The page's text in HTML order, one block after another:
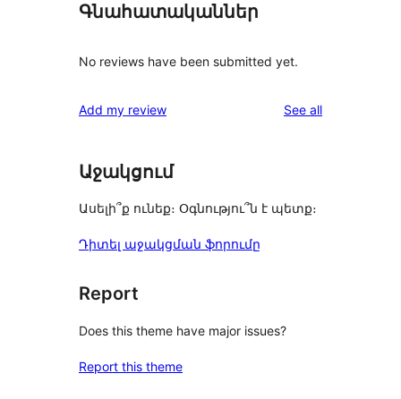
Գնահատականներ
No reviews have been submitted yet.
Add my review See allreviews
Աջակցում
Ասելի՞ք ունեք։ Օգնությու՞ն է պետք։
Դիտել աջակցման ֆորումը
Report
Does this theme have major issues?
Report this theme